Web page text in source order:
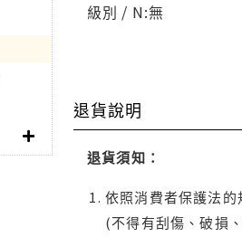
級別 / N:無
退貨說明
退貨須知：
依照消費者保護法
(不得有刮傷、破損